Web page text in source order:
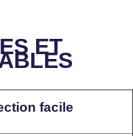
ET
facile